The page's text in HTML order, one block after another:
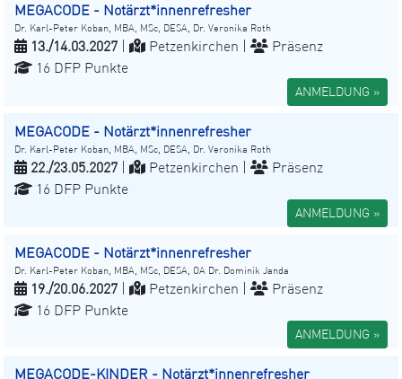
MEGACODE - Notärzt*innenrefresher
Dr. Karl-Peter Koban, MBA, MSc, DESA, Dr. Veronika Roth
13./14.03.2027 Petzenkirchen |
Präsenz
16 DFP Punkte
ANMELDUNG »
MEGACODE - Notärzt*innenrefresher
Dr. Karl-Peter Koban, MBA, MSc, DESA, Dr. Veronika Roth
22./23.05.2027 Petzenkirchen |
Präsenz
16 DFP Punkte
ANMELDUNG »
MEGACODE - Notärzt*innenrefresher
Dr. Karl-Peter Koban, MBA, MSc, DESA, OA Dr. Dominik Janda
19./20.06.2027 Petzenkirchen |
Präsenz
16 DFP Punkte
ANMELDUNG »
MEGACODE-KINDER - Notärzt*innenrefresher